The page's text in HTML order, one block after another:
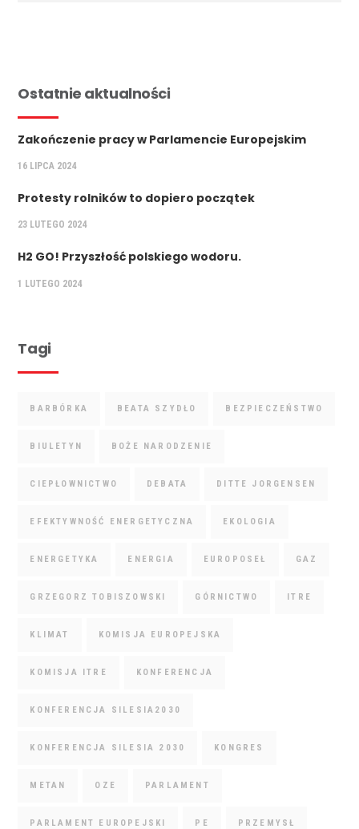
Ostatnie aktualności
Zakończenie pracy w Parlamencie Europejskim
16 LIPCA 2024
Protesty rolników to dopiero początek
23 LUTEGO 2024
H2 GO! Przyszłość polskiego wodoru.
1 LUTEGO 2024
Tagi
BARBÓRKA BEATA SZYDŁO BEZPIECZEŃSTWO
BIULETYN BOŻE NARODZENIE
CIEPŁOWNICTWO DEBATA DITTE JORGENSEN
EFEKTYWNOŚĆ ENERGETYCZNA EKOLOGIA
ENERGETYKA ENERGIA EUROPOSEŁ GAZ
GRZEGORZ TOBISZOWSKI GÓRNICTWO ITRE
KLIMAT KOMISJA EUROPEJSKA
KOMISJA ITRE KONFERENCJA
KONFERENCJA SILESIA2030
KONFERENCJA SILESIA 2030 KONGRES
METAN OZE PARLAMENT
PARLAMENT EUROPEJSKI PE PRZEMYSŁ